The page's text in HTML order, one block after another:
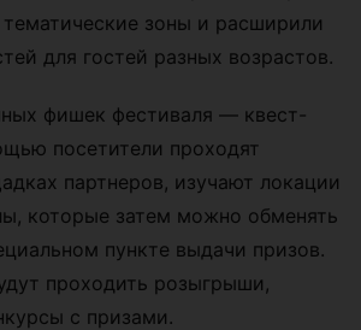
зоны и расширили
для гостей разных возрастов.
фишек фестиваля — квест-
посетители проходят
партнеров, изучают локации
которые затем можно обменять
пункте выдачи призов.
проходить розыгрыши,
с призами.